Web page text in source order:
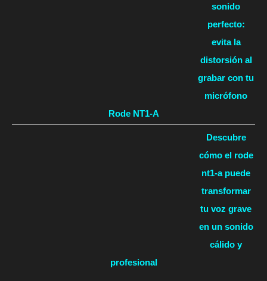
sonido
perfecto:
evita la
distorsión al
grabar con tu
micrófono
Rode NT1-A
Descubre
cómo el rode
nt1-a puede
transformar
tu voz grave
en un sonido
cálido y
profesional